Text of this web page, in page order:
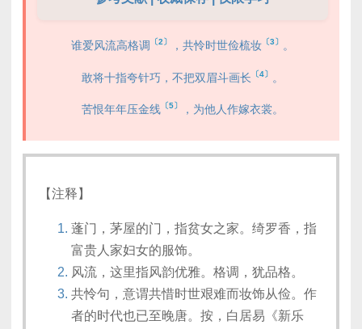
谁爱风流高格调 〔2〕 ，共怜时世俭梳妆 〔3〕 。
敢将十指夸针巧，不把双眉斗画长 〔4〕
苦恨年年压金线 〔5〕 ，为他人作嫁衣裳。
【注释】
蓬门，茅屋的门，指贫女之家。绮罗香，指
富贵人家妇女的服饰。
风流，这里指风韵优雅。格调，犹品格。
共怜句，意谓共惜时世艰难而妆饰从俭。作
者的时代也已至晚唐。按，白居易《新乐